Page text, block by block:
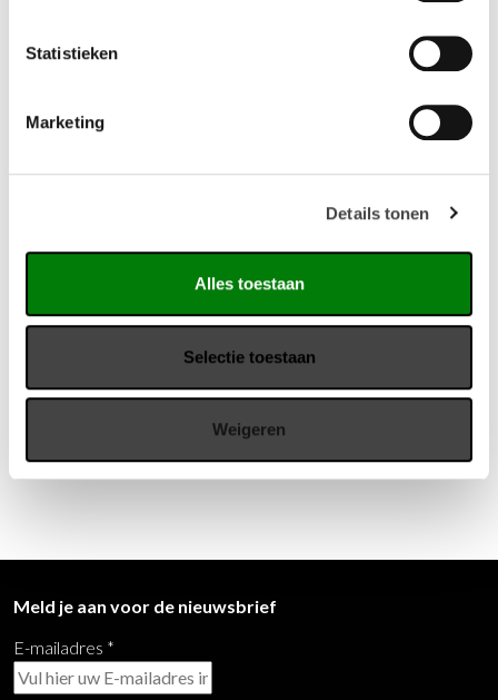
Statistieken
Marketing
Details tonen
Alles toestaan
Selectie toestaan
Weigeren
95 cm met 1 kabeldoorvoer
135 cm met 2 kabeldoorvoeren
Omschrijving
Dit is een vast gemonteerde kabelgoot met 1 of 2 ronde
073-8000266
Meld je aan voor de nieuwsbrief
E-mailadres *